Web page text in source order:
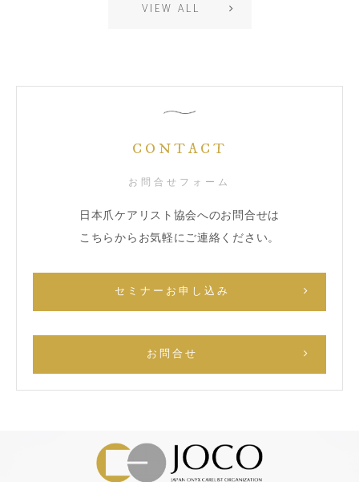
VIEW ALL
CONTACT
お問合せフォーム
日本爪ケアリスト協会へのお問合せは
こちらからお気軽にご連絡ください。
セミナーお申し込み
お問合せ